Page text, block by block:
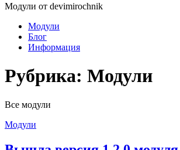
Модули от devimirochnik
Модули
Блог
Информация
Рубрика: Модули
Все модули
Модули